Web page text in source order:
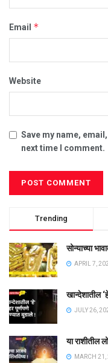
Email *
Website
Save my name,
next time I comment.
Trending
सोन्याच्या
APRIL 7,
खान्देशातील
JULY 26,
या राशीतील
MARCH 21,